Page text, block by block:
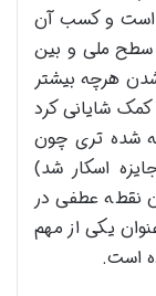
است و کسب آن
سطح ملی و بین
هرچه بیشتر
شایانی کرد
شده تری چون
اسکار شد)
نقطه عطفی در
یکی از مهم
است.